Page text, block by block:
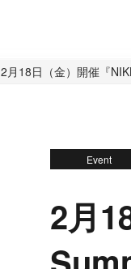
2月18日（金）開催『
Event
2月